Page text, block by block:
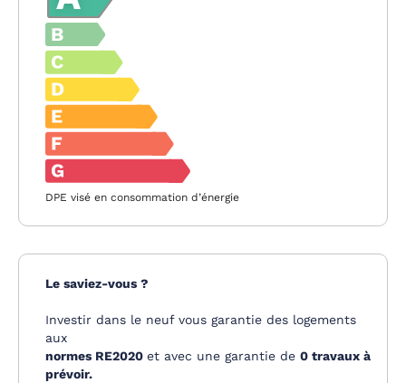
DPE visé en consommation d’énergie
Le saviez-vous ?
Investir dans le neuf vous garantie des logements
aux
normes RE2020 et avec une garantie de 0 travaux à
prévoir.